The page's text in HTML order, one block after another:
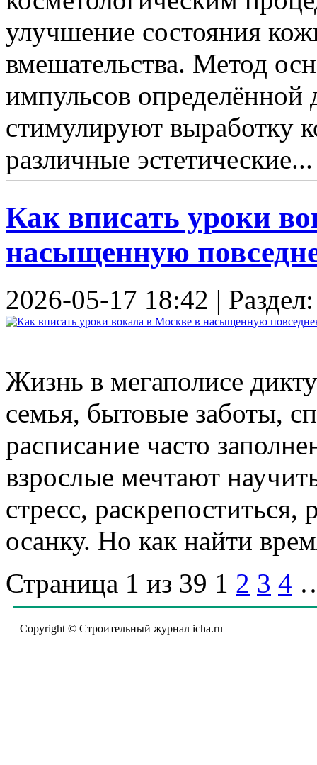
улучшение состояния
вмешательства. Метод
импульсов
стимулируют выработку
различные эстетические...
Как вписать уроки
насыщенную
2026-05-17 18:42 |
Жизнь в мегаполисе
семья, бытовые заботы,
расписание часто
взрослые мечтают
стресс,
осанку. Но как найти
Страница 1 из 39 1 2 3 4
Copyright © Строительный журнал icha.ru